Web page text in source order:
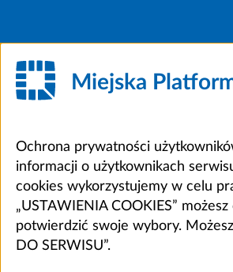
Miejska
Ochrona prywatności
informacji o użytkownikach
cookies wykorzystujemy w celu
„USTAWIENIA COOKIES”
potwierdzić swoje wybory.
DO SERWISU”.